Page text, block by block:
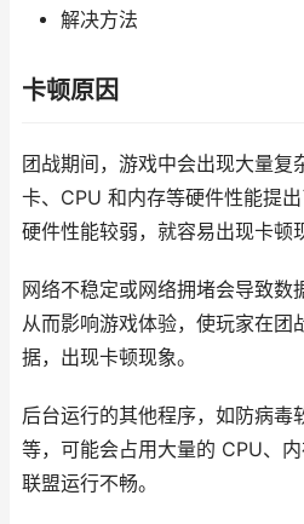
解决方法
卡顿原因
团战期间，游戏中会出现大量复
卡、CPU 和内存等硬件性能提
硬件性能较弱，就容易出现卡顿
网络不稳定或网络拥堵会导致数
从而影响游戏体验，使玩家在团
据，出现卡顿现象。
后台运行的其他程序，如防病毒
等，可能会占用大量的 CPU、
联盟运行不畅。